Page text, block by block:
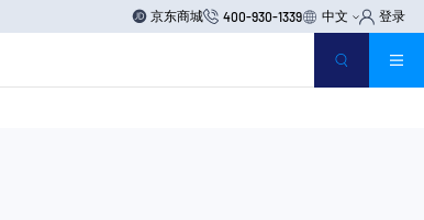
京东商城 400-930-1339 中文 登录